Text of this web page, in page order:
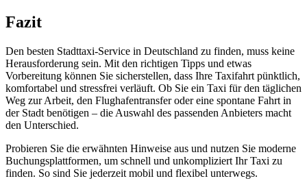
Fazit
Den besten Stadttaxi-Service in Deutschland zu finden, muss keine
Herausforderung sein. Mit den richtigen Tipps und etwas
Vorbereitung können Sie sicherstellen, dass Ihre Taxifahrt pünktlich,
komfortabel und stressfrei verläuft. Ob Sie ein Taxi für den täglichen
Weg zur Arbeit, den Flughafentransfer oder eine spontane Fahrt in
der Stadt benötigen – die Auswahl des passenden Anbieters macht
den Unterschied.
Probieren Sie die erwähnten Hinweise aus und nutzen Sie moderne
Buchungsplattformen, um schnell und unkompliziert Ihr Taxi zu
finden. So sind Sie jederzeit mobil und flexibel unterwegs.